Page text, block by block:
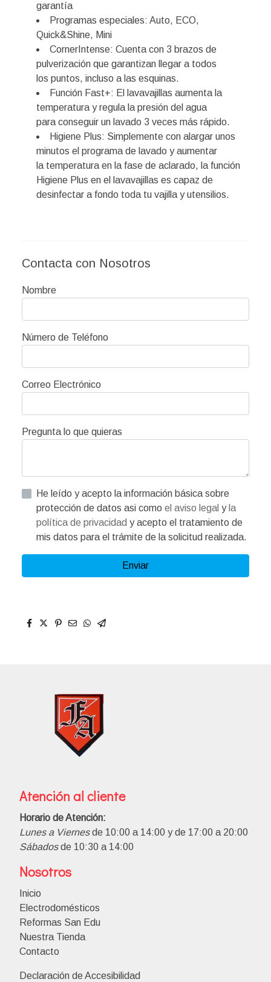
garantía
Programas especiales: Auto, ECO,
Quick&Shine, Mini
CornerIntense: Cuenta con 3 brazos de
pulverización que garantizan llegar a todos
los puntos, incluso a las esquinas.
Función Fast+: El lavavajillas aumenta la
temperatura y regula la presión del agua
para conseguir un lavado 3 veces más rápido.
Higiene Plus: Simplemente con alargar unos
minutos el programa de lavado y aumentar
la temperatura en la fase de aclarado, la función
Higiene Plus en el lavavajillas es capaz de
desinfectar a fondo toda tu vajilla y utensilios.
Contacta con Nosotros
Nombre
Número de Teléfono
Correo Electrónico
Pregunta lo que quieras
He leído y acepto la información básica sobre
protección de datos asi como el aviso legal y la
política de privacidad y acepto el tratamiento de
mis datos para el trámite de la solicitud realizada.
Enviar
Atención al cliente
Horario de Atención:
Lunes a Viernesde 10:00 a 14:00 y de 17:00 a 20:00
Sábadosde 10:30 a 14:00
Nosotros
Inicio
Electrodomésticos
Reformas San Edu
Nuestra Tienda
Contacto
Declaración de Accesibilidad